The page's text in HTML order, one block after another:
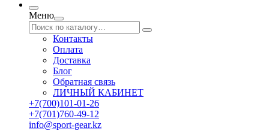
Меню
Контакты
Оплата
Доставка
Блог
Обратная связь
ЛИЧНЫЙ КАБИНЕТ
+7(700)101-01-26
+7(701)760-49-12
info@sport-gear.kz